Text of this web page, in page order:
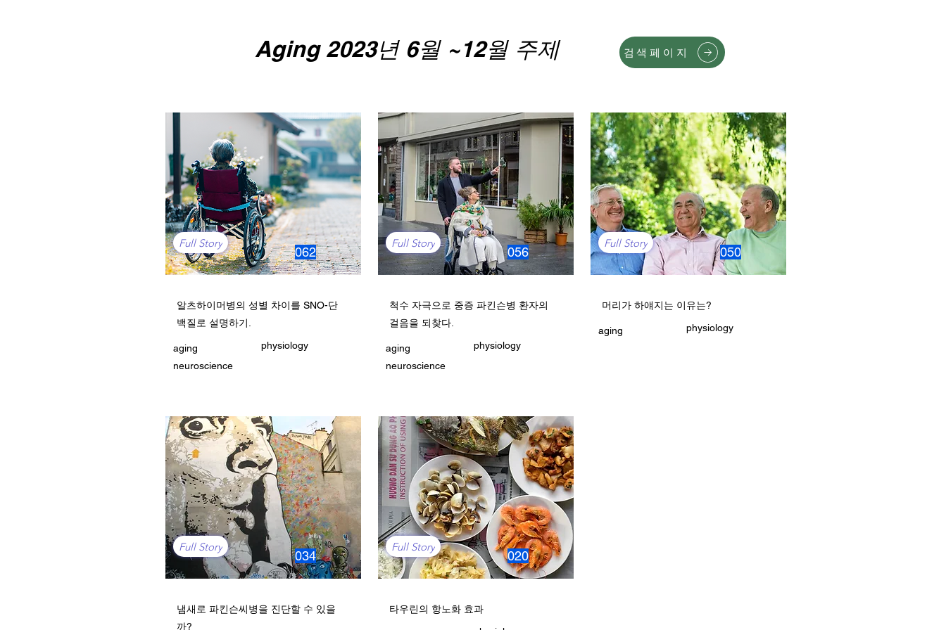
Aging 2023년 6월 ~12월 주제 검색페이지
062
Full Story
알츠하이머병의 성별 차이를 SNO-단
백질로 설명하기.
aging
neuroscience
physiology
034
Full Story
냄새로 파킨슨씨병을 진단할 수 있을
까?
056
Full Story
척수 자극으로 중증 파킨슨병 환자의
걸음을 되찾다.
aging
neuroscience
physiology
020
Full Story
타우린의 항노화 효과
050
Full Story
머리가 하얘지는 이유는?
aging physiology